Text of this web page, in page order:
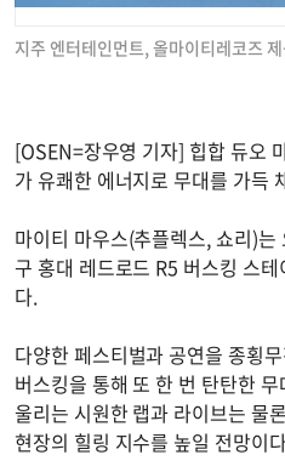
지주 엔터테인먼트, 올마이티레코즈
[OSEN=장우영 기자] 힙합 듀오
가 유쾌한 에너지로 무대를 가득
마이티 마우스(추플렉스, 쇼리)
구 홍대 레드로드 R5 버스킹 스
다.
다양한 페스티벌과 공연을 종횡
버스킹을 통해 또 한 번 탄탄한
울리는 시원한 랩과 라이브는 물
현장의 힐링 지수를 높일 전망이